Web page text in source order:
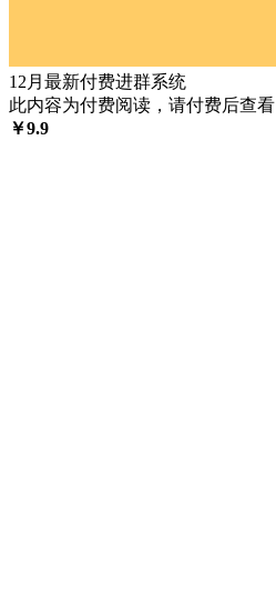
12月最新付费进群系统
此内容为付费阅读，请付费后查看
￥9.9